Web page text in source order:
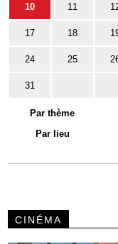
10 11
17 18
24 25
31
Par thème
Par lieu
CINÉMA